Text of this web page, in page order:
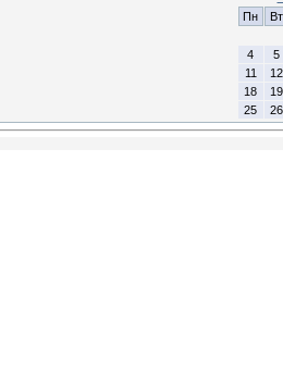
Пн
Вт
4
5
11
12
18
19
25
26